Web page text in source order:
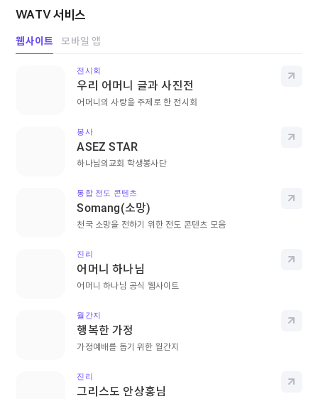
WATV 서비스
웹사이트 모바일 앱
전시회
우리 어머니 글과 사진전
어머니의 사랑을 주제로 한 전시회
바로
봉사
ASEZ STAR
하나님의교회 학생봉사단
바로
통합 전도 콘텐츠
Somang(소망)
천국 소망을 전하기 위한 전도 콘텐츠 모음
바로
진리
어머니 하나님
어머니 하나님 공식 웹사이트
바로
월간지
행복한 가정
가정예배를 돕기 위한 월간지
바로
진리
그리스도 안상홍님 바로